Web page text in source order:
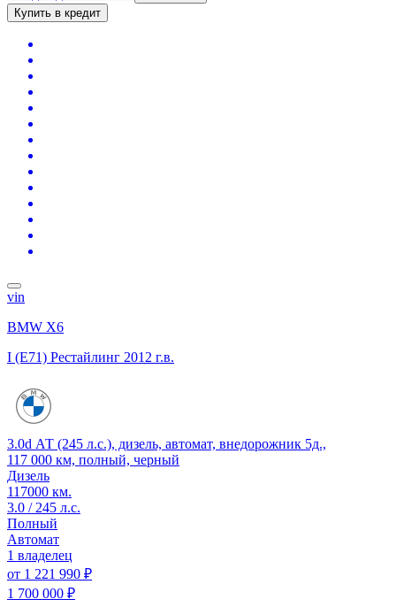
Купить в кредит
vin
BMW X6
I (E71) Рестайлинг 2012 г.в.
3.0d АТ (245 л.с.), дизель, автомат, внедорожник 5д.,
117 000 км, полный, черный
Дизель
117000 км.
3.0 / 245 л.с.
Полный
Автомат
1 владелец
от 1 221 990 ₽
1 700 000 ₽